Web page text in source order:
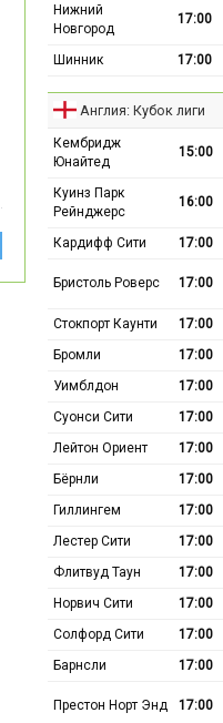
Нижний
Новгород
17:00
Шинник 17:00
Англия: Кубок лиги
Кембридж
Юнайтед
15:00
Куинз Парк
Рейнджерс
16:00
Кардифф Сити 17:00
Бристоль Роверс 17:00
Стокпорт Каунти
17:00
Бромли
17:00
Уимблдон
17:00
Суонси Сити
17:00
Лейтон Ориент
17:00
Бёрнли
17:00
Гиллингем
17:00
Лестер Сити
17:00
Флитвуд Таун
17:00
Норвич Сити
17:00
Солфорд Сити
17:00
Барнсли
17:00
Престон Норт Энд 17:00